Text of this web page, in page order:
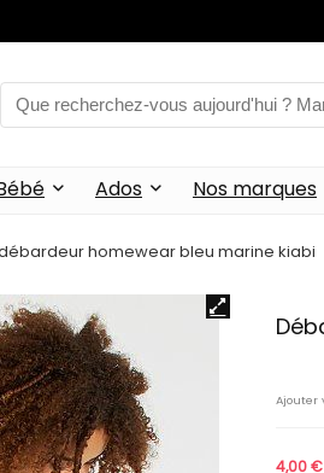
Ados Nos marques
homewear bleu marine kiabi
Ajouter
4,00€